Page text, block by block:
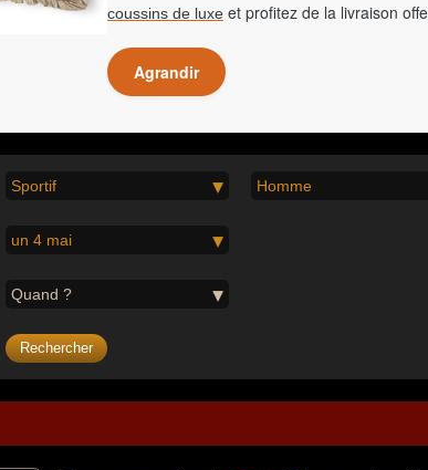
coussins de luxe et profitez de la livraison
Agrandir
Sportif Homme
un 4 mai
Quand ?